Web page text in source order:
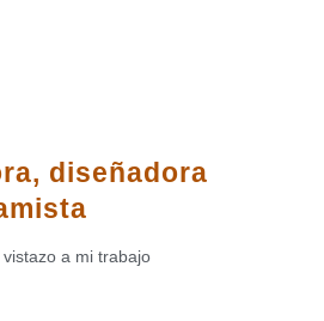
diseñadora
a mi trabajo